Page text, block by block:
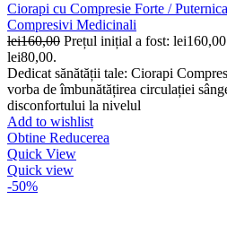
Ciorapi cu Compresie Forte /
Compresivi Medicinali
lei160,00 Prețul inițial a fost:
lei80,00.
Dedicat sănătății tale: Ciorapi
vorba de îmbunătățirea circulației
disconfortului la nivelul
Add to wishlist
Obtine Reducerea
Quick View
Quick view
-50%